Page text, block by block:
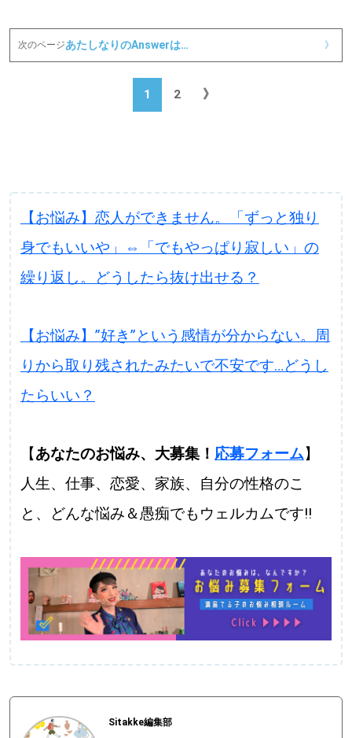
次のページあたしなりのAnswerは… 》
1 2 》
【お悩み】恋人ができません。「ずっと独り
身でもいいや」⇔「でもやっぱり寂しい」の
繰り返し。どうしたら抜け出せる？
【お悩み】”好き”という感情が分からない。周
りから取り残されたみたいで不安です…どうし
たらいい？
【あなたのお悩み、大募集！ 応募フォーム】
人生、仕事、恋愛、家族、自分の性格のこ
と、どんな悩み＆愚痴でもウェルカムです!!
Sitakke編集部